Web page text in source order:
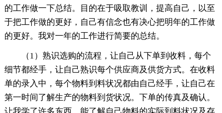
的工作做一下总结。目的在于吸取教训，提高自己，以至
于把工作做的更好，自己有信念也有决心把明年的工作做
的更好。我对一年的工作进行简要的总结。
（1）熟识选购的流程，让自己从下单到收料，每个
细节都经手，让自己熟识每个供应商及供货方式。在收料
单的录入中，每个物料到料状况都由自己经手，让自己在
第一时间了解生产的物料到货状况。下单的传真及确认。